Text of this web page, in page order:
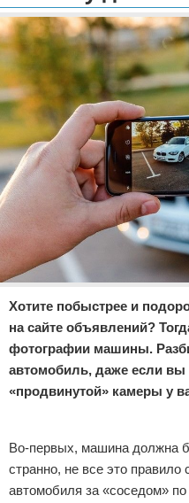
Экономика
Разное
Отказ от
Хотите побыстрее и
на сайте объявлений?
фотографии машины.
автомобиль, даже если
«продвинутой» камеры у
Во-первых, машина должна
странно, не все это
автомобиля за «соседом»